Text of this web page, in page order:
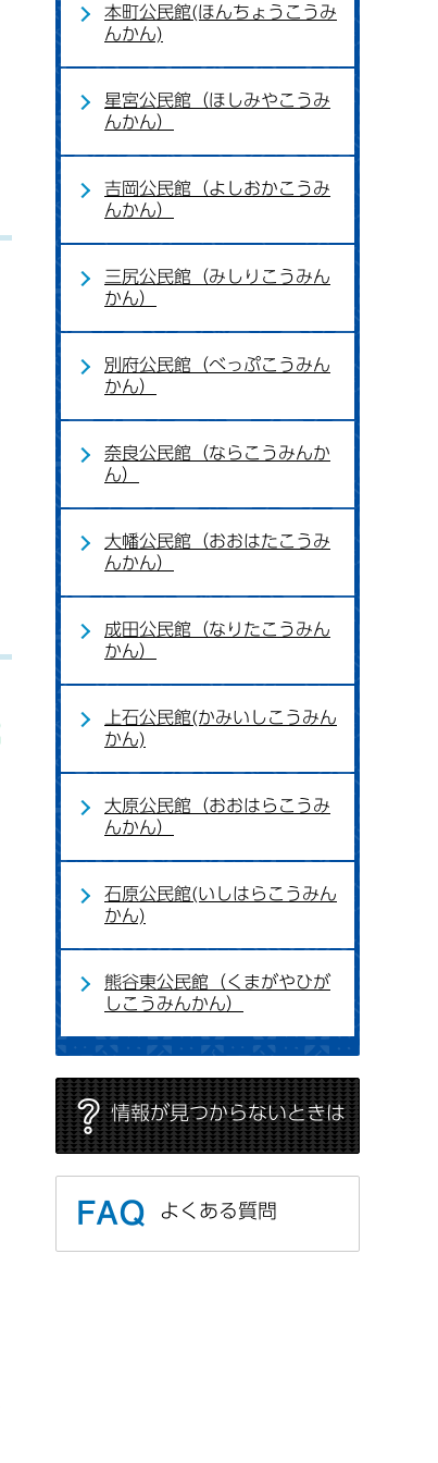
本町公民館(ほんちょうこうみ
んかん)
星宮公民館（ほしみやこうみ
んかん）
吉岡公民館（よしおかこうみ
んかん）
三尻公民館（みしりこうみん
かん）
別府公民館（べっぷこうみん
かん）
奈良公民館（ならこうみんか
ん）
大幡公民館（おおはたこうみ
んかん）
成田公民館（なりたこうみん
かん）
上石公民館(かみいしこうみん
かん)
大原公民館（おおはらこうみ
んかん）
石原公民館(いしはらこうみん
かん)
熊谷東公民館（くまがやひが
しこうみんかん）
情報が見つからないときは
よくある質問